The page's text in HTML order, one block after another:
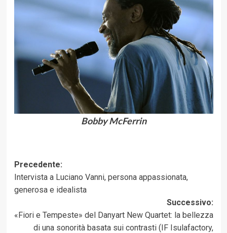
Bobby McFerrin
Navigazione
articolo
Precedente:
Intervista a Luciano Vanni, persona appassionata,
generosa e idealista
Successivo:
«Fiori e Tempeste» del Danyart New Quartet: la bellezza
di una sonorità basata sui contrasti (IF Isulafactory,